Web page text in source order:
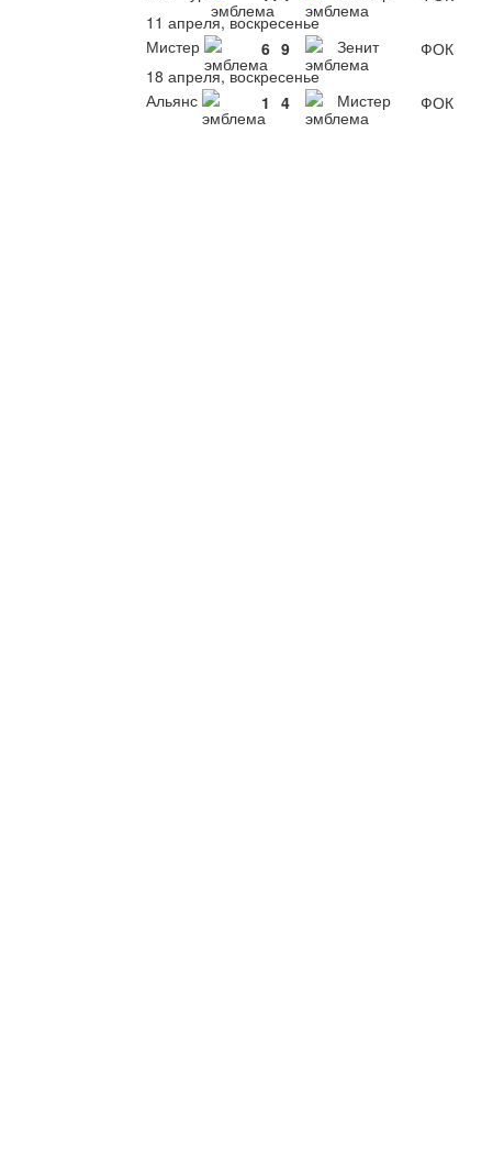
11 апреля, воскресенье
Мистер
6 9 Зенит
ФОК
18 апреля, воскресенье
Альянс
1 4 Мистер ФОК